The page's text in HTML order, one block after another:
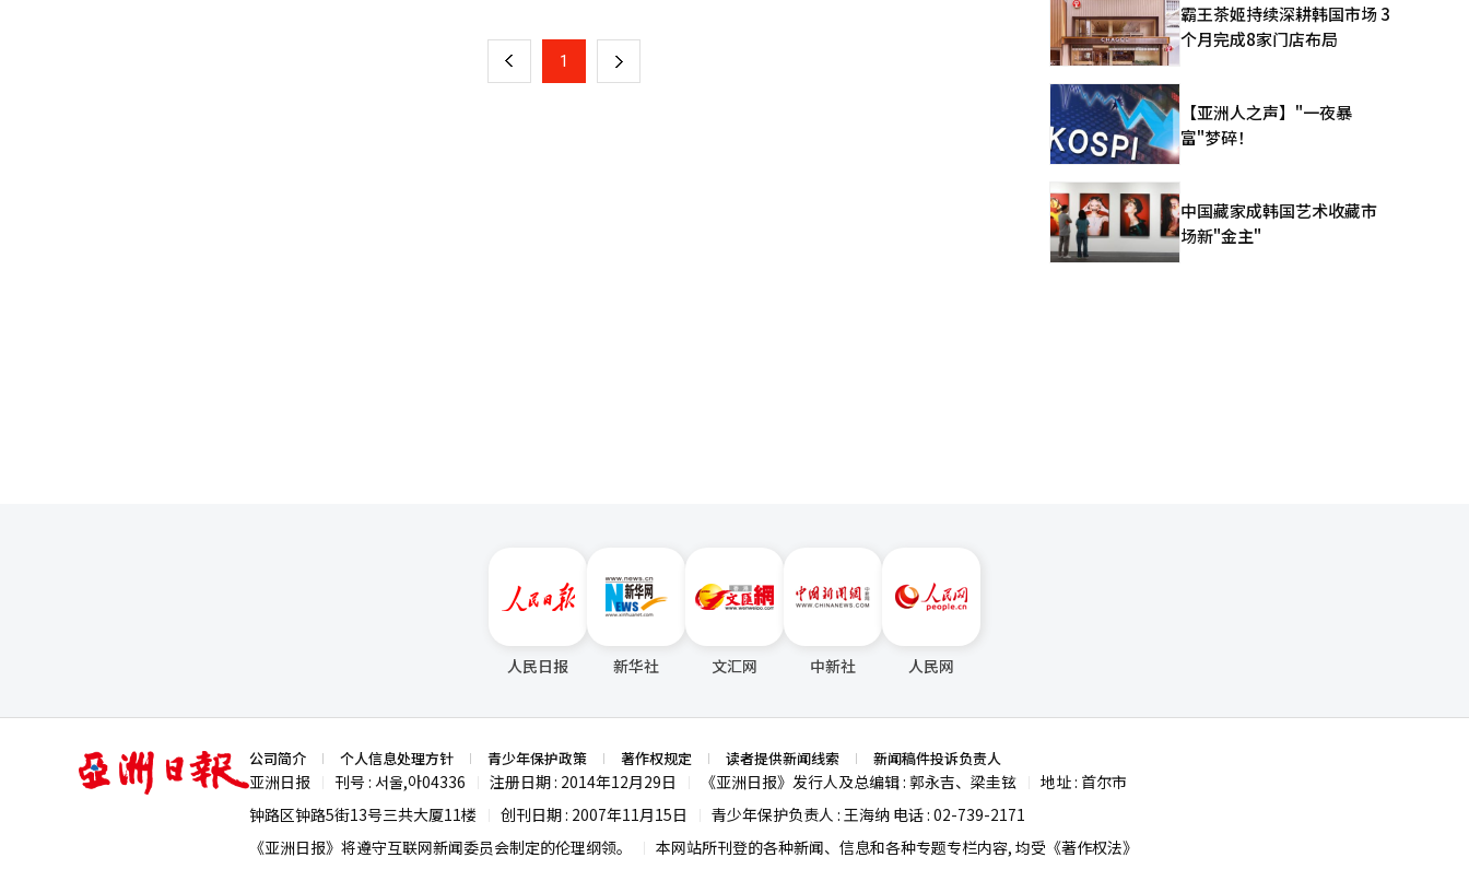
现实，浮动利率贷款的借款人负担将迅速加重。到期的固定利率贷款在续贷或再融资过程中也可能面临更高的利率。
金大钟世宗大学商学院教授表示：“基准利率的上升趋势将迅速转嫁到商业银行的贷款利率上，对总债务本金偿还比
大，贷款利率的上升趋势可能会更加陡峭。柳相大 韩国银行副行长在3日的记者会上表示：“是时候考虑加息了”，
暗示了加息的可能性。即使基准利率暂时不提高，市场若提前反映加息可能性，市场利率也会随之上升，从而影响贷
款利率。随着利率的急剧上升，借款人的利息负担预计将进一步加重。市场利率上升使得银行融资成本增加，贷款利
上 1 下
霸王茶姬持续深耕韩国市场 3
个月完成8家门店布局
【亚洲人之声】"一夜暴
富"梦碎！
中国藏家成韩国艺术收藏市
场新"金主"
人民日报 新华社 文汇网 中新社 人民网
亚
洲
日
公司简介 个人信息处理方针 青少年保护政策 著作权规定 读者提供新闻线索 新闻稿件投诉负责人
亚洲日报 刊号 : 서울,아04336 注册日期 : 2014年12月29日 《亚洲日报》发行人及总编辑 : 郭永吉、梁圭铉
地址 : 首尔市
钟路区钟路5街13号三共大厦11楼
创刊日期 : 2007年11月15日
青少年保护负责人 : 王海纳 电话 : 02-739-2171
《亚洲日报》将遵守互联网新闻委员会制定的伦理纲领。
本网站所刊登的各种新闻、信息和各种专题专栏内容, 均受《著作权法》